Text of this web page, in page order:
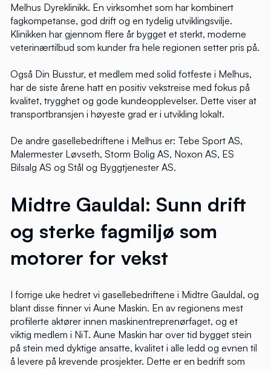
Melhus Dyreklinikk. En virksomhet som har kombinert
fagkompetanse, god drift og en tydelig utviklingsvilje.
Klinikken har gjennom flere år bygget et sterkt, moderne
veterinærtilbud som kunder fra hele regionen setter pris på.
Også Din Busstur, et medlem med solid fotfeste i Melhus,
har de siste årene hatt en positiv vekstreise med fokus på
kvalitet, trygghet og gode kundeopplevelser. Dette viser at
transportbransjen i høyeste grad er i utvikling lokalt.
De andre gasellebedriftene i Melhus er: Tebe Sport AS,
Malermester Løvseth, Storm Bolig AS, Noxon AS, ES
Bilsalg AS og Stål og Byggtjenester AS.
Midtre Gauldal: Sunn drift
og sterke fagmiljø som
motorer for vekst
I forrige uke hedret vi gasellebedriftene i Midtre Gauldal, og
blant disse finner vi Aune Maskin. En av regionens mest
profilerte aktører innen maskinentreprenørfaget, og et
viktig medlem i NiT. Aune Maskin har over tid bygget stein
på stein med dyktige ansatte, kvalitet i alle ledd og evnen til
å levere på krevende prosjekter. Dette er en bedrift som